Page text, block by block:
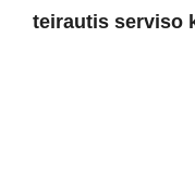
teirautis serviso